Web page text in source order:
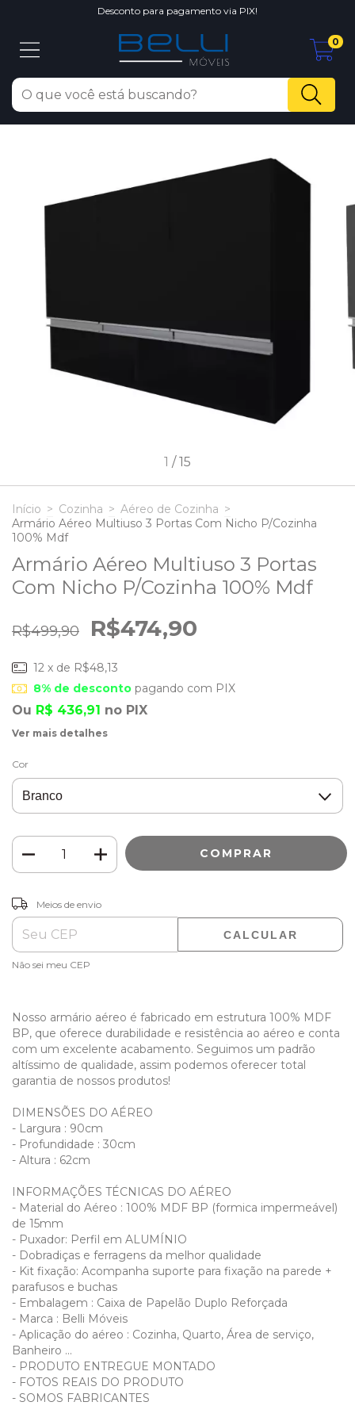
Desconto para pagamento via PIX!
0
1 /15
Início > Cozinha > Aéreo de Cozinha >
Armário Aéreo Multiuso 3 Portas Com Nicho P/Cozinha
100% Mdf
Armário Aéreo Multiuso 3 Portas
Com Nicho P/Cozinha 100% Mdf
R$499,90 R$474,90
12 x de R$48,13
8% de descontopagando com PIX
Ou R$ 436,91 no PIX
Ver mais detalhes
Cor
Entregas para o CEP:
Meios de envio
CALCULAR
Não sei meu CEP
Nosso armário aéreo é fabricado em estrutura 100% MDF
BP, que oferece durabilidade e resistência ao aéreo e conta
com um excelente acabamento. Seguimos um padrão
altíssimo de qualidade, assim podemos oferecer total
garantia de nossos produtos!
DIMENSÕES DO AÉREO
- Largura : 90cm
- Profundidade : 30cm
- Altura : 62cm
INFORMAÇÕES TÉCNICAS DO AÉREO
- Material do Aéreo : 100% MDF BP (formica impermeável)
de 15mm
- Puxador: Perfil em ALUMÍNIO
- Dobradiças e ferragens da melhor qualidade
- Kit fixação: Acompanha suporte para fixação na parede +
parafusos e buchas
- Embalagem : Caixa de Papelão Duplo Reforçada
- Marca : Belli Móveis
- Aplicação do aéreo : Cozinha, Quarto, Área de serviço,
Banheiro ...
- PRODUTO ENTREGUE MONTADO
- FOTOS REAIS DO PRODUTO
- SOMOS FABRICANTES